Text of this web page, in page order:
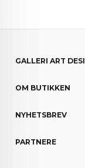
GALLERI ART
OM BUTIKKEN
NYHETSBREV
PARTNERE